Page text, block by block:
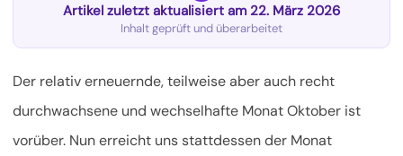
Artikel zuletzt aktualisiert am 22. März 2026
Inhalt geprüft und überarbeitet
Der relativ erneuernde, teilweise aber auch recht
durchwachsene und wechselhafte Monat Oktober ist
vorüber. Nun erreicht uns stattdessen der Monat